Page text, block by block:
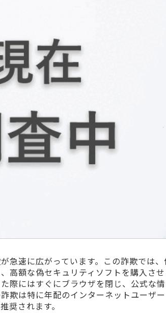
急速に広がっています。この詐欺では、
高額な偽セキュリティソフトを購入させ
際にはすぐにブラウザを閉じ、公式な
欺は特に年配のインターネットユーザ
奨されます。